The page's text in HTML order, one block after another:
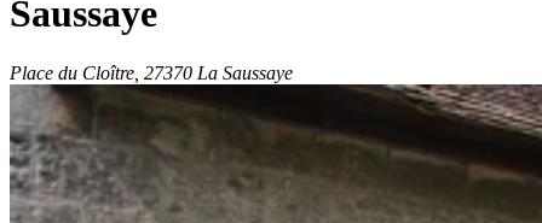
Saussaye
Place du Cloître, 27370 La Saussaye